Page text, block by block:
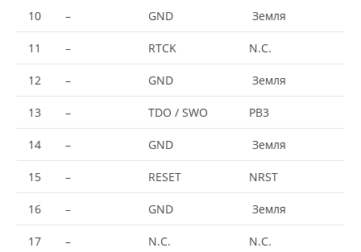
10 – GND Земля
11 – RTCK N.C.
12 – GND Земля
13 – TDO / SWO PB3
14 – GND Земля
15 – RESET NRST
16 – GND Земля
17 – N.C. N.C.